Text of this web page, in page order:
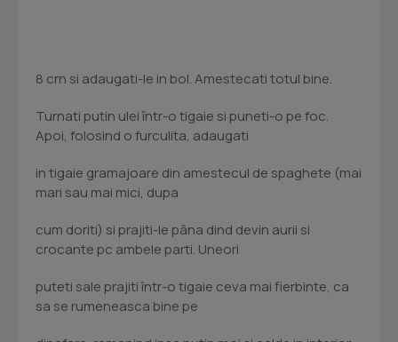
8 crn si adaugati-le in bol. Amestecati totul bine.
Turnati putin ulei într-o tigaie si puneti-o pe foc.
Apoi, folosind o furculita, adaugati
in tigaie gramajoare din amestecul de spaghete (mai
mari sau mai mici, dupa
cum doriti) si prajiti-le pâna dind devin aurii si
crocante pc ambele parti. Uneori
puteti sale prajiti într-o tigaie ceva mai fierbinte, ca
sa se rumeneasca bine pe